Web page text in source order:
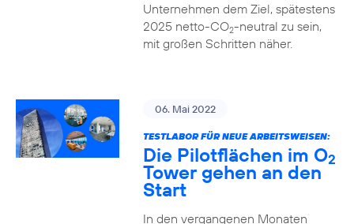
Unternehmen dem Ziel, spätestens
2025 netto-CO2-neutral zu sein,
mit großen Schritten näher.
06. Mai 2022
TESTLABOR FÜR NEUE ARBEITSWEISEN:
Die Pilotflächen im O2
Tower gehen an den
Start
In den vergangenen Monaten